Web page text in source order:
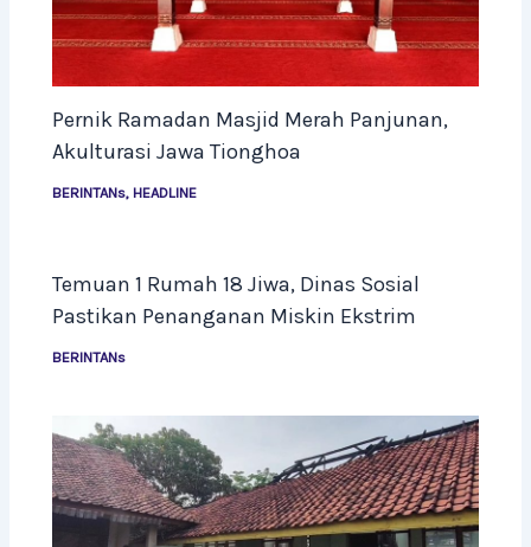
Pernik Ramadan Masjid Merah Panjunan,
Akulturasi Jawa Tionghoa
BERINTANs, HEADLINE
Temuan 1 Rumah 18 Jiwa, Dinas Sosial
Pastikan Penanganan Miskin Ekstrim
BERINTANs